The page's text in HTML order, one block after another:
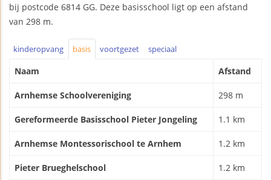
bij postcode 6814 GG. Deze basisschool ligt op een afstand
van 298 m.
kinderopvang basis voortgezet speciaal
Naam Afstand
Arnhemse Schoolvereniging 298 m
Gereformeerde Basisschool Pieter Jongeling 1.1 km
Arnhemse Montessorischool te Arnhem 1.2 km
Pieter Brueghelschool 1.2 km